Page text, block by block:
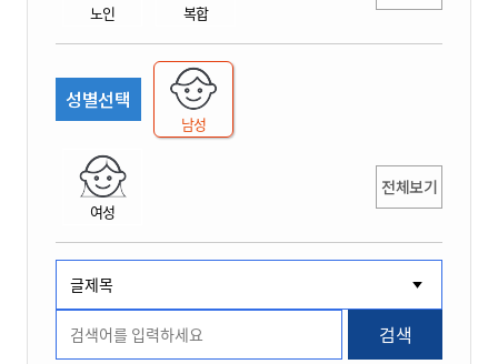
노인 복합
성별선택
남성
여성
전체보기
검색